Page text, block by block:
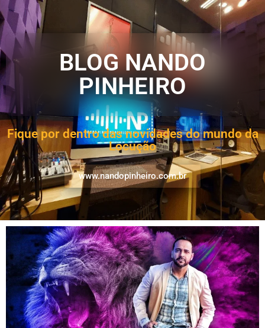
BLOG NANDO
PINHEIRO
Fique por dentro das novidades do mundo da
Locução
www.nandopinheiro.com.br